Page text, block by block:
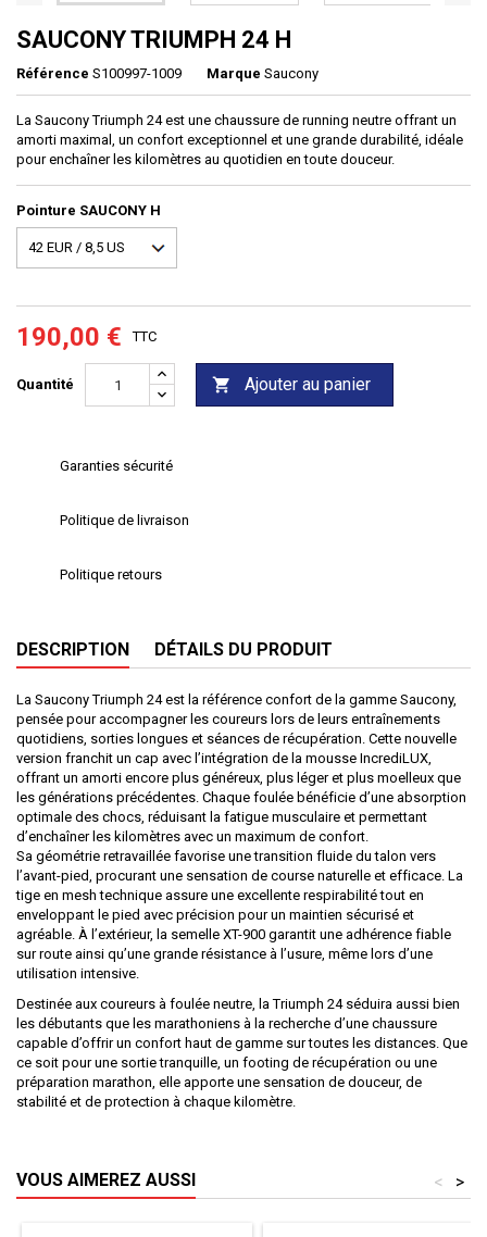
SAUCONY TRIUMPH 24 H
Référence S100997-1009 Marque Saucony
La Saucony Triumph 24 est une chaussure de running neutre offrant un
amorti maximal, un confort exceptionnel et une grande durabilité, idéale
pour enchaîner les kilomètres au quotidien en toute douceur.
Pointure SAUCONY H
190,00 € TTC
Quantité  Ajouter au panier
Garanties sécurité
Politique de livraison
Politique retours
DESCRIPTION DÉTAILS DU PRODUIT
La Saucony Triumph 24 est la référence confort de la gamme Saucony,
pensée pour accompagner les coureurs lors de leurs entraînements
quotidiens, sorties longues et séances de récupération. Cette nouvelle
version franchit un cap avec l’intégration de la mousse IncrediLUX,
offrant un amorti encore plus généreux, plus léger et plus moelleux que
les générations précédentes. Chaque foulée bénéficie d’une absorption
optimale des chocs, réduisant la fatigue musculaire et permettant
d’enchaîner les kilomètres avec un maximum de confort.
Sa géométrie retravaillée favorise une transition fluide du talon vers
l’avant-pied, procurant une sensation de course naturelle et efficace. La
tige en mesh technique assure une excellente respirabilité tout en
enveloppant le pied avec précision pour un maintien sécurisé et
agréable. À l’extérieur, la semelle XT-900 garantit une adhérence fiable
sur route ainsi qu’une grande résistance à l’usure, même lors d’une
utilisation intensive.
Destinée aux coureurs à foulée neutre, la Triumph 24 séduira aussi bien
les débutants que les marathoniens à la recherche d’une chaussure
capable d’offrir un confort haut de gamme sur toutes les distances. Que
ce soit pour une sortie tranquille, un footing de récupération ou une
préparation marathon, elle apporte une sensation de douceur, de
stabilité et de protection à chaque kilomètre.
VOUS AIMEREZ AUSSI >
<